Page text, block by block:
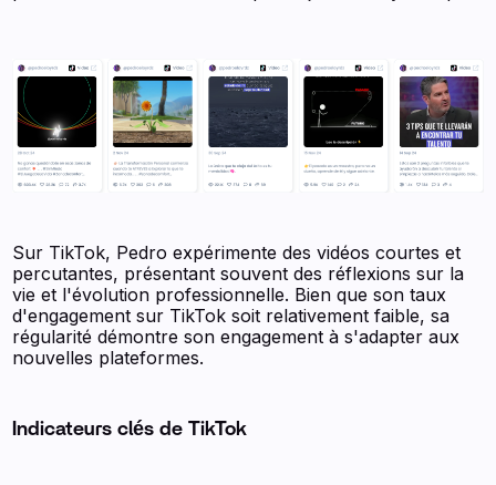
Sur TikTok, Pedro expérimente des vidéos courtes et
percutantes, présentant souvent des réflexions sur la
vie et l'évolution professionnelle. Bien que son taux
d'engagement sur TikTok soit relativement faible, sa
régularité démontre son engagement à s'adapter aux
nouvelles plateformes.
Indicateurs clés de TikTok